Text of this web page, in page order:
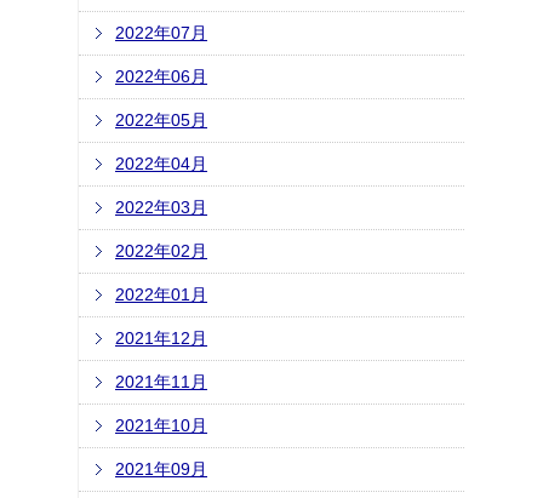
2022年07月
2022年06月
2022年05月
2022年04月
2022年03月
2022年02月
2022年01月
2021年12月
2021年11月
2021年10月
2021年09月